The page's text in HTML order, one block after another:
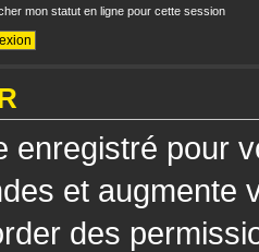
mon statut en ligne pour cette session
enregistré pour
et augmente
des